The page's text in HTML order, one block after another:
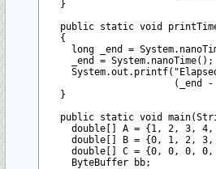
  }
public static void
  {
long _end =
    _end = System.nanoTime();
(_end
  }
public static void
double[] A = {1, 2, 3,
double[] B = {0, 1, 2,
double[] C = {0, 0, 0,
    ByteBuffer bb;